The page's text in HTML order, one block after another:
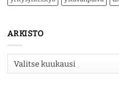
ARKISTO
Arkisto